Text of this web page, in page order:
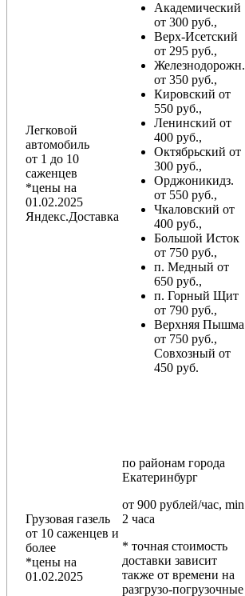
Легковой
автомобиль
от 1 до 10
саженцев
*цены на
01.02.2025
Яндекс.Доставка
Академический
от 300 руб.,
Верх-Исетский
от 295 руб.,
Железнодорожн.
от 350 руб.,
Кировский от
550 руб.,
Ленинский от
400 руб.,
Октябрьский от
300 руб.,
Орджоникидз.
от 550 руб.,
Чкаловский от
400 руб.,
Большой Исток
от 750 руб.,
п. Медный от
650 руб.,
п. Горный Щит
от 790 руб.,
Верхняя Пышма
от 750 руб.,
Совхозный от
450 руб.
Грузовая газель
от 10 саженцев и
более
*цены на
01.02.2025
по районам города
Екатеринбург
от 900 рублей/час, min
2 часа
* точная стоимость
доставки зависит
также от времени на
разгрузо-погрузочные